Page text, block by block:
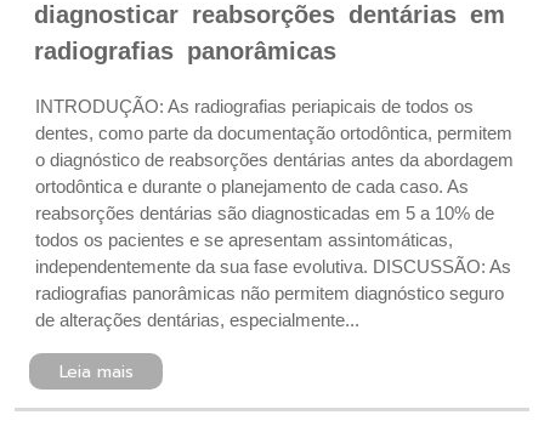
diagnosticar reabsorções dentárias em
radiografias panorâmicas
INTRODUÇÃO: As radiografias periapicais de todos os
dentes, como parte da documentação ortodôntica, permitem
o diagnóstico de reabsorções dentárias antes da abordagem
ortodôntica e durante o planejamento de cada caso. As
reabsorções dentárias são diagnosticadas em 5 a 10% de
todos os pacientes e se apresentam assintomáticas,
independentemente da sua fase evolutiva. DISCUSSÃO: As
radiografias panorâmicas não permitem diagnóstico seguro
de alterações dentárias, especialmente...
Leia mais